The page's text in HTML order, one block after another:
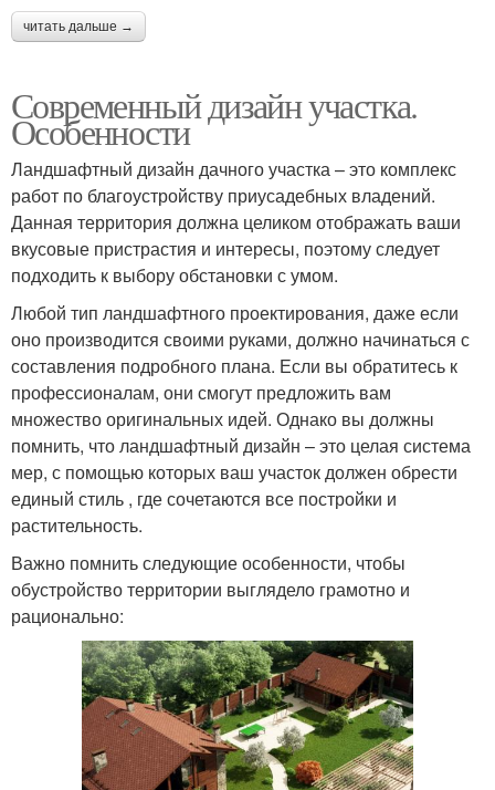
читать дальше →
Современный дизайн участка.
Особенности
Ландшафтный дизайн дачного участка – это комплекс
работ по благоустройству приусадебных владений.
Данная территория должна целиком отображать ваши
вкусовые пристрастия и интересы, поэтому следует
подходить к выбору обстановки с умом.
Любой тип ландшафтного проектирования, даже если
оно производится своими руками, должно начинаться с
составления подробного плана. Если вы обратитесь к
профессионалам, они смогут предложить вам
множество оригинальных идей. Однако вы должны
помнить, что ландшафтный дизайн – это целая система
мер, с помощью которых ваш участок должен обрести
единый стиль , где сочетаются все постройки и
растительность.
Важно помнить следующие особенности, чтобы
обустройство территории выглядело грамотно и
рационально: